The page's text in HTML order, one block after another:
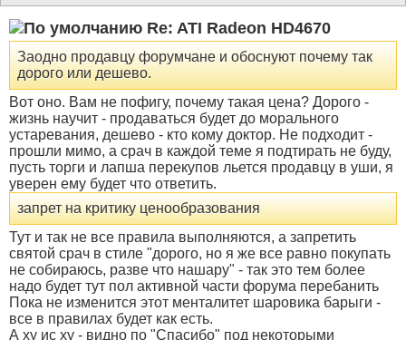
Re: ATI Radeon HD4670
Заодно продавцу форумчане и обоснуют почему так
дорого или дешево.
Вот оно. Вам не пофигу, почему такая цена? Дорого -
жизнь научит - продаваться будет до морального
устаревания, дешево - кто кому доктор. Не подходит -
прошли мимо, а срач в каждой теме я подтирать не буду,
пусть торги и лапша перекупов льется продавцу в уши, я
уверен ему будет что ответить.
запрет на критику ценообразования
Тут и так не все правила выполняются, а запретить
святой срач в стиле "дорого, но я же все равно покупать
не собираюсь, разве что нашару" - так это тем более
надо будет тут пол активной части форума перебанить
Пока не изменится этот менталитет шаровика барыги -
все в правилах будет как есть.
А ху ис ху - видно по "Спасибо" под некоторыми